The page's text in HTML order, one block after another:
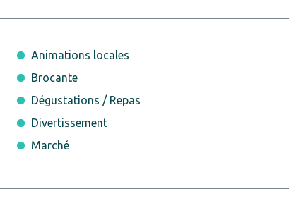
Animations locales
Brocante
Dégustations / Repas
Divertissement
Marché